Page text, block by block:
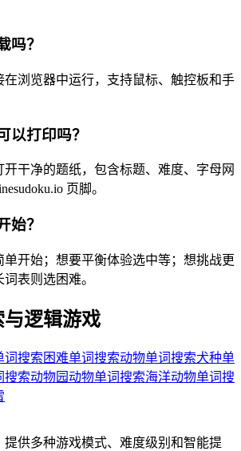
吗？
在浏览器中运行，支持鼠标、触控板和手
以打印吗？
干净的题纸，包含标题、难度、字母网
页脚。
始？
单开始；想要平衡体验选中等；想挑战更
表则选困难。
逻辑游戏
词搜索 困难单词搜索动物单词搜索犬种单
搜索动物园动物单词搜索海洋动物单词搜
供多种游戏模式、难度级别和智能提